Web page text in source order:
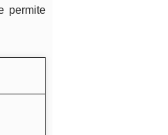
permite